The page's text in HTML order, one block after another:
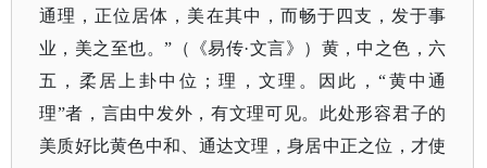
通理，正位居体，美在其中，而畅于四支，发于事
业，美之至也。”（
《易传·文言》
）黄，中之色，六
五，柔居上卦中位；理，文理。因此，“黄中通
理”者，言由中发外，有文理可见。此处形容君子的
美质好比黄色中和、通达文理，身居中正之位，才使